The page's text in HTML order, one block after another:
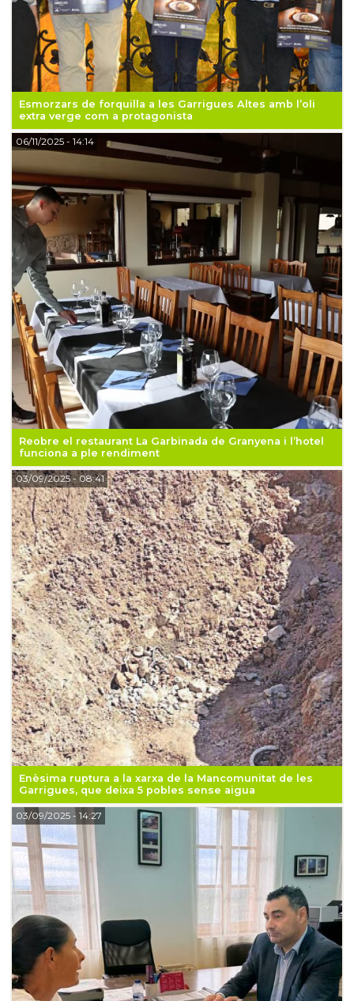
Esmorzars de forquilla a les Garrigues Altes amb l’oli
extra verge com a protagonista
Reobre el restaurant La Garbinada de Granyena i l’hotel
funciona a ple rendiment
06/11/2025- 14:14
Enèsima ruptura a la xarxa de la Mancomunitat de les
Garrigues, que deixa 5 pobles sense aigua
03/09/2025- 08:41
03/09/2025- 14:27